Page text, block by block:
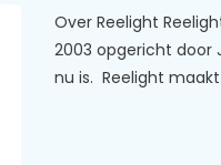
Over Reelight
2003 opgericht door
nu is. Reelight